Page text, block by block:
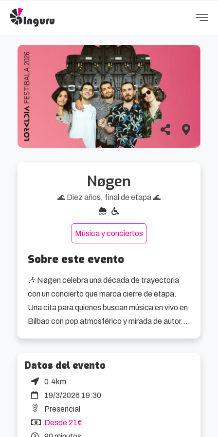
Nøgen
🌊 Diez años, final de etapa 🌊
Música y conciertos
Sobre este evento
🎶 Nøgen celebra una década de trayectoria
con un concierto que marca cierre de etapa.
Una cita para quienes buscan música en vivo en
Bilbao con pop atmosférico y mirada de autor.
Nøgen llega en un momento bastante concreto
de su recorrido: el de mirar atrás sin quedarse a
vivir ahí. El grupo donostiarra celebra diez años
de camino con una gira que funciona como
como arranque de la siguiente. No es poca
Datos del evento
0.4km
19/3/2026 19:30
Presencial
Desde 21€